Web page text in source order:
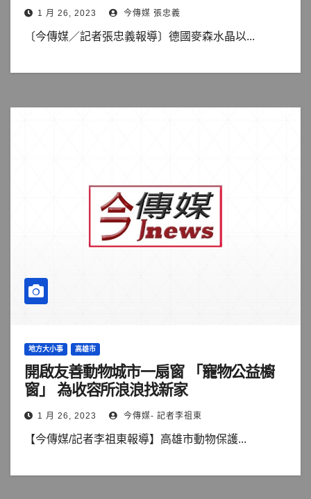
1 月 26, 2023 今傳媒 張忠義
〔今傳媒／記者張忠義報導〕德國麥森水晶以...
地方大小事 高雄市
開啟友善動物城市一扇窗 「寵物公益櫥
窗」 為收容所浪浪找新家
1 月 26, 2023 今傳媒- 記者李祖東
【今傳媒/記者李祖東報導】高雄市動物保護...